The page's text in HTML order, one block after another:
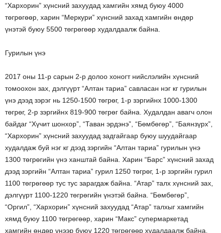
“Хархорин” хүнсний захуудад хамгийн хямд буюу 4000
төгрөгөөр, харин “Меркури” хүнсний захад хамгийн өндөр
үнэтэй буюу 5500 төгрөгөөр худалдаалж байна.
Гурилын үнэ
2017 оны 11-р сарын 2-р долоо хоногт нийслэлийн хүнсний
томоохон зах, дэлгүүрт “Алтан тариа” савласан нэг кг гурилын
үнэ дээд зэрэг нь 1250-1500 төгрөг, 1-р зэргийнх 1000-1300
төгрөг, 2-р зэргийнх 819-900 төгрөг байна. Худалдан авагч олон
байдаг “Хүчит шонхор”, “Таван эрдэнэ”, “Бөмбөгөр”, “Баянзүрх”,
“Хархорин” хүнсний захуудад задгайгаар буюу шуудайгаар
худалдаж буй нэг кг дээд зэргийн “Алтан тариа” гурилын үнэ
1300 төгрөгийн үнэ ханштай байна. Харин “Барс” хүнсний захад
дээд зэргийн “Алтан тариа” гурил 1250 төгрөг, 1-р зэргийн гурил
1100 төгрөгөөр тус тус зарагдаж байна. “Атар” талх хүнсний зах,
дэлгүүрт 1100-1220 төгрөгийн үнэтэй байна. “Бөмбөгөр”,
“Оргил”, “Хархорин” хүнсний захуудад “Атар” талхыг хамгийн
хямд буюу 1100 төгрөгөөр, харин “Макс” супермаркетад
хамгийн өндөр үнээр буюу 1220 төгрөгөөр худалдаалж байна.